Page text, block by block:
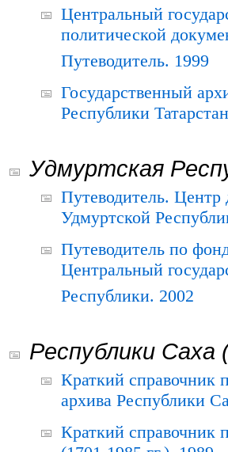
Центральный
политической
Путеводитель. 1999
Государственный
Республики
Удмуртская
Путеводитель.
Удмуртской
Путеводитель по
Центральный
Республики. 2002
Республики Саха
Краткий справочник
архива Республики
Краткий